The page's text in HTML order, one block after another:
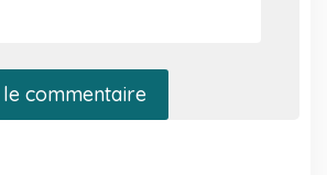
commentaire